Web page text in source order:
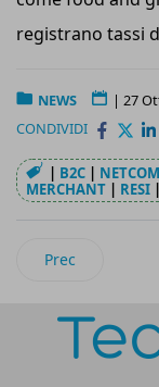
registrano tassi
NEWS | 27
CONDIVIDI
| B2C |
MERCHANT | RESI |
Articolo
Prec